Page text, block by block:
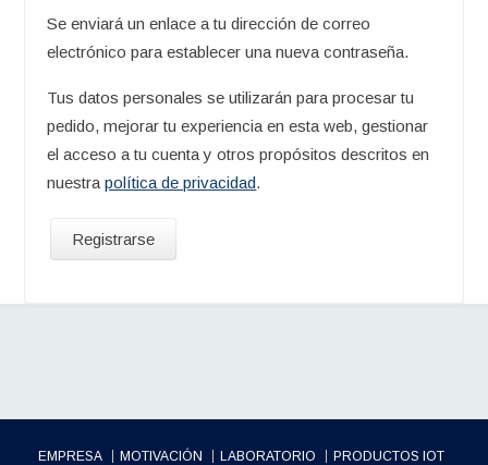
Se enviará un enlace a tu dirección de correo
electrónico para establecer una nueva contraseña.
Tus datos personales se utilizarán para procesar tu
pedido, mejorar tu experiencia en esta web, gestionar
el acceso a tu cuenta y otros propósitos descritos en
nuestrapolítica de privacidad.
Registrarse
EMPRESA MOTIVACIÓN LABORATORIO PRODUCTOS IOT